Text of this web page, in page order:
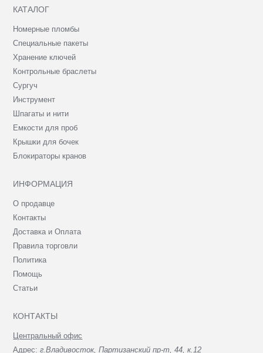
КАТАЛОГ
Номерные пломбы
Специальные пакеты
Хранение ключей
Контрольные браслеты
Сургуч
Инструмент
Шпагаты и нити
Емкости для проб
Крышки для бочек
Блокираторы кранов
ИНФОРМАЦИЯ
О продавце
Контакты
Доставка и Оплата
Правила торговли
Политика
Помощь
Статьи
КОНТАКТЫ
Центральный офис
Адрес:г.Владивосток, Партизанский пр-т, 44, к.12